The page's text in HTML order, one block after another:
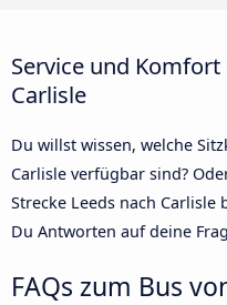
Service und
Carlisle
Du willst wissen, welche
Carlisle verfügbar sind?
Strecke Leeds nach
Du Antworten auf deine
FAQs zum Bus